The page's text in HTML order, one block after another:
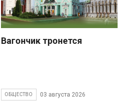
Вагончик тронется
ОБЩЕСТВО 03 августа 2026